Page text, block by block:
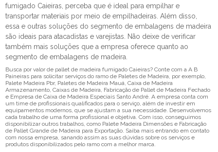
fumigado Caieiras, perceba que é ideal para empilhar e
transportar materiais por meio de empilhadeiras. Além disso,
essa e outras soluções do segmento de embalagens de madeira
são ideais para atacadistas e varejistas. Não deixe de verificar
também mais soluções que a empresa oferece quanto ao
segmento de embalagens de madeira.
Busca por valor de pallet de madeira fumigado Caieiras? Conte com a A B
Paineiras para solicitar serviços do ramo de Paletes de Madeira, por exemplo,
Palete Madeira Pbr, Paletes de Madeira Mauá, Caixa de Madeira
Armazenamento, Caixas de Madeira, Fabricação de Pallet de Madeira Fechado
e Empresa de Caixa de Madeira Especiais Santo André. A empresa conta com
um time de profissionais qualificados para o serviço, além de investir em
equipamentos modernos, que se ajustam a sua necessidade. Desenvolvemos
cada trabalho de uma forma profissional e objetiva. Com isso, conseguimos
disponibilizar outros trabalhos, como Palete Madeira Dimensões e Fabricação
de Pallet Grande de Madeira para Exportação. Saiba mais entrando em contato
com nossa empresa, sanando assim as suas dúvidas sobre os serviços e
produtos disponibilizados pelo ramo com a melhor marca.